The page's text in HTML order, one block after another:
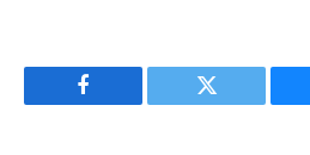
Facebook Twitter